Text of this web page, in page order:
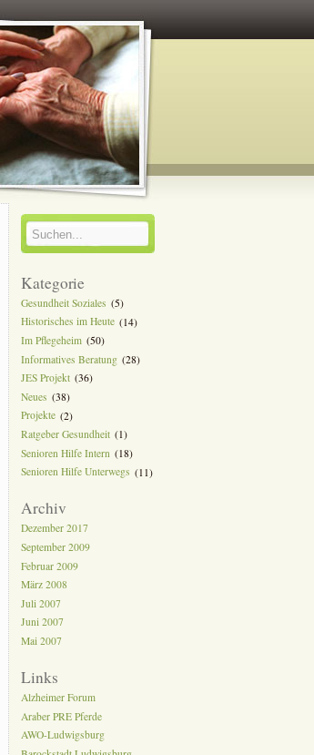
Kategorie
Gesundheit Soziales (5)
Historisches im Heute (14)
Im Pflegeheim (50)
Informatives Beratung (28)
JES Projekt (36)
Neues (38)
Projekte (2)
Ratgeber Gesundheit (1)
Senioren Hilfe Intern (18)
Senioren Hilfe Unterwegs (11)
Archiv
Dezember 2017
September 2009
Februar 2009
März 2008
Juli 2007
Juni 2007
Mai 2007
Links
Alzheimer Forum
Araber PRE Pferde
AWO-Ludwigsburg